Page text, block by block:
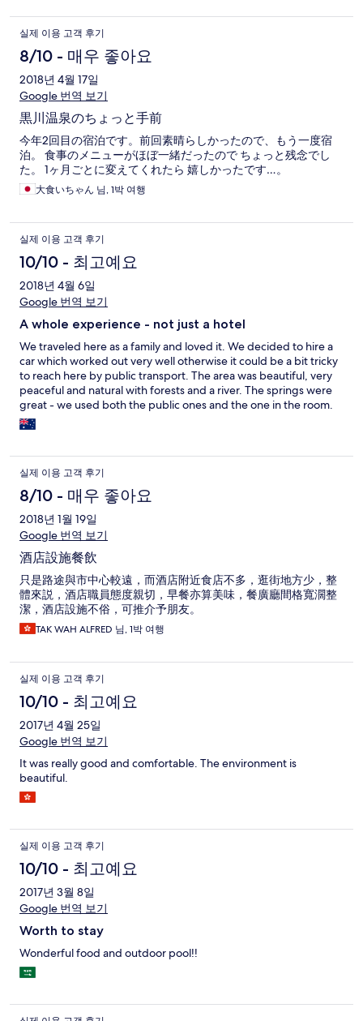
실제 이용 고객 후기
8/10 - 매우 좋아요
2018년 4월 17일
Google 번역 보기
黒川温泉のちょっと手前
今年2回目の宿泊です。前回素晴らしかったので、もう一度宿
泊。 食事のメニューがほぼ一緒だったので ちょっと残念でし
た。 1ヶ月ごとに変えてくれたら 嬉しかったです…。
大食いちゃん 님, 1박 여행
실제 이용 고객 후기
10/10 - 최고예요
2018년 4월 6일
Google 번역 보기
A whole experience - not just a hotel
We traveled here as a family and loved it. We decided to hire a
car which worked out very well otherwise it could be a bit tricky
to reach here by public transport. The area was beautiful, very
peaceful and natural with forests and a river. The springs were
great - we used both the public ones and the one in the room.
Both were beautiful with natural outlooks. The food included
(dinner and breakfast) were mind-blowing and included many
friendly and considerate of children. The room was large and
traditional using many natural materials (wood, stone, tatami
mats) but a little bit aged. While the condition is not new it was
inconsequential to us and only added to the authenticity of the
experience. Considering everything we found the value to be
very good and it was an experience to remember forever.
실제 이용 고객 후기
8/10 - 매우 좋아요
2018년 1월 19일
Google 번역 보기
酒店設施餐飲
只是路途與市中心較遠，而酒店附近食店不多，逛街地方少，整
體來説，酒店職員態度親切，早餐亦算美味，餐廣廳間格寬濶整
潔，酒店設施不俗，可推介予朋友。
TAK WAH ALFRED 님, 1박 여행
실제 이용 고객 후기
10/10 - 최고예요
2017년 4월 25일
Google 번역 보기
It was really good and comfortable. The environment is
beautiful.
실제 이용 고객 후기
10/10 - 최고예요
2017년 3월 8일
Google 번역 보기
Worth to stay
Wonderful food and outdoor pool!!